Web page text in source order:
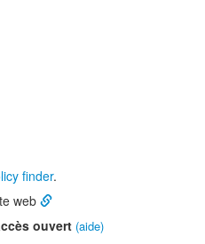
finder.
web
ouvert (aide)